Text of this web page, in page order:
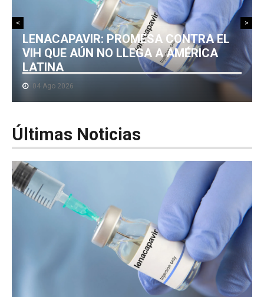
LENACAPAVIR: PROMESA CONTRA EL
VIH QUE AÚN NO LLEGA A AMÉRICA
LATINA
04 Ago 2026
< >
Últimas Noticias